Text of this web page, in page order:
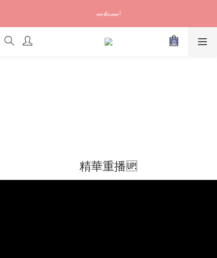
電郵為準)
𝓌ℯ𝓁𝒸ℴ𝓂ℯ!
訂單可供取貨/發貨後會發出電郵通知，請填妥正確資料 (*通知以
電郵為準)
精華重播🆙